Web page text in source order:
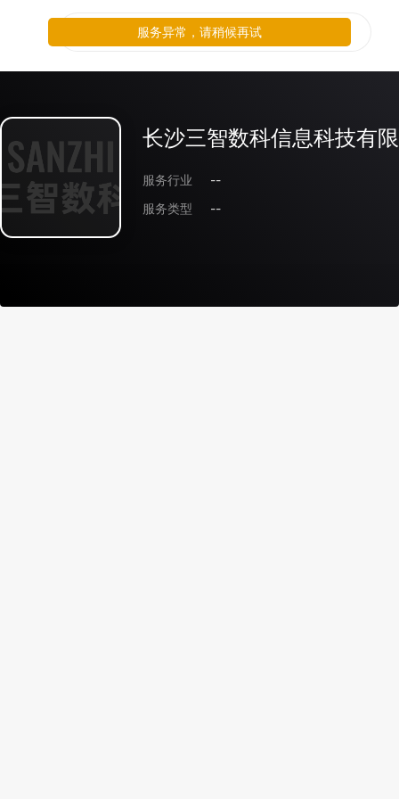
长沙三智数科信息科技有
服务行业
--
服务类型
--
服务异常，请稍候再试